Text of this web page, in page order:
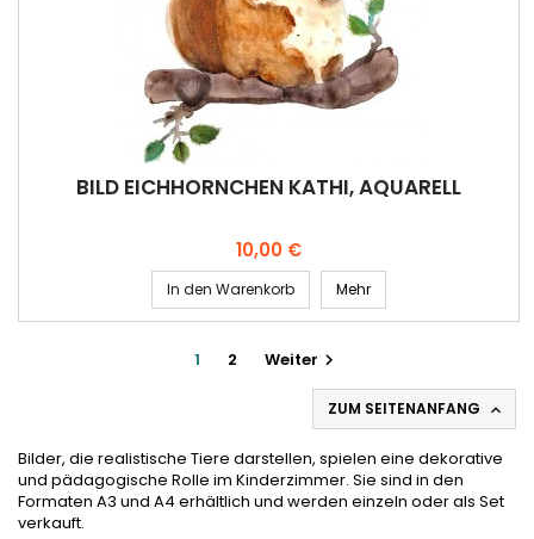
BILD EICHHÖRNCHEN KATHI, AQUARELL
Preis
10,00 €
In den Warenkorb Mehr
1 2 Weiter 
ZUM SEITENANFANG 
Bilder, die realistische Tiere darstellen, spielen eine dekorative
und pädagogische Rolle im Kinderzimmer. Sie sind in den
Formaten A3 und A4 erhältlich und werden einzeln oder als Set
verkauft.